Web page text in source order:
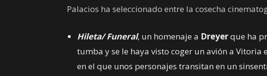
Palacios ha seleccionado entre la cosecha
Hileta/ Funeral, un homenaje a Dreyerque ha
tumba y se le haya visto coger un avión a Vitoria
en el que unos personajes transitan en un